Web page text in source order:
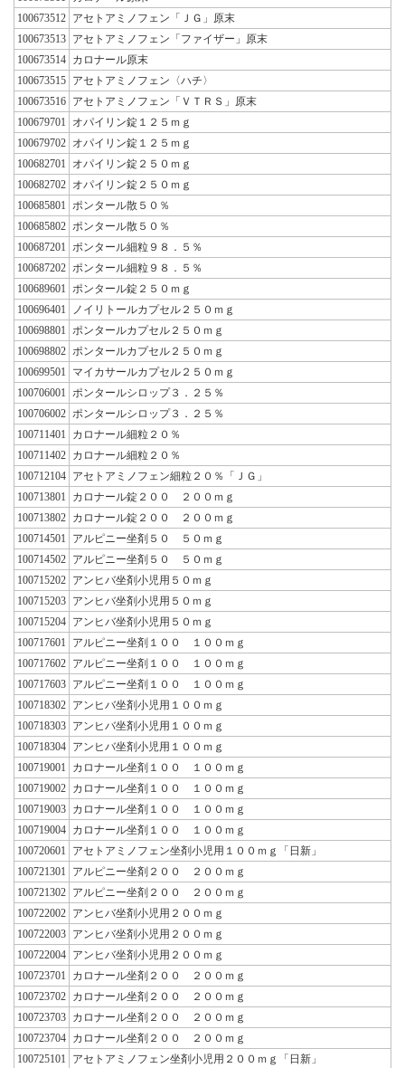
100673512 アセトアミノフェン「ＪＧ」原末
100673513 アセトアミノフェン「ファイザー」原末
100673514 カロナール原末
100673515 アセトアミノフェン〈ハチ〉
100673516 アセトアミノフェン「ＶＴＲＳ」原末
100679701
オパイリン錠１２５ｍｇ
100679702 オパイリン錠１２５ｍｇ
100682701
オパイリン錠２５０ｍｇ
100682702 オパイリン錠２５０ｍｇ
100685801
ポンタール散５０％
100685802 ポンタール散５０％
100687201
ポンタール細粒９８．５％
100687202 ポンタール細粒９８．５％
100689601
ポンタール錠２５０ｍｇ
100696401
ノイリトールカプセル２５０ｍｇ
100698801
ポンタールカプセル２５０ｍｇ
100698802 ポンタールカプセル２５０ｍｇ
100699501
マイカサールカプセル２５０ｍｇ
100706001
ポンタールシロップ３．２５％
100706002 ポンタールシロップ３．２５％
100711401
カロナール細粒２０％
100711402 カロナール細粒２０％
100712104 アセトアミノフェン細粒２０％「ＪＧ」
100713801
カロナール錠２００ ２００ｍｇ
100713802 カロナール錠２００ ２００ｍｇ
100714501
アルピニー坐剤５０ ５０ｍｇ
100714502 アルピニー坐剤５０ ５０ｍｇ
100715202 アンヒバ坐剤小児用５０ｍｇ
100715203 アンヒバ坐剤小児用５０ｍｇ
100715204 アンヒバ坐剤小児用５０ｍｇ
100717601
アルピニー坐剤１００ １００ｍｇ
100717602 アルピニー坐剤１００ １００ｍｇ
100717603 アルピニー坐剤１００ １００ｍｇ
100718302 アンヒバ坐剤小児用１００ｍｇ
100718303 アンヒバ坐剤小児用１００ｍｇ
100718304 アンヒバ坐剤小児用１００ｍｇ
100719001
カロナール坐剤１００ １００ｍｇ
100719002 カロナール坐剤１００ １００ｍｇ
100719003 カロナール坐剤１００ １００ｍｇ
100719004 カロナール坐剤１００ １００ｍｇ
100720601
アセトアミノフェン坐剤小児用１００ｍｇ「日新」
100721301
アルピニー坐剤２００ ２００ｍｇ
100721302 アルピニー坐剤２００ ２００ｍｇ
100722002 アンヒバ坐剤小児用２００ｍｇ
100722003 アンヒバ坐剤小児用２００ｍｇ
100722004 アンヒバ坐剤小児用２００ｍｇ
100723701
カロナール坐剤２００ ２００ｍｇ
100723702 カロナール坐剤２００ ２００ｍｇ
100723703 カロナール坐剤２００ ２００ｍｇ
100723704 カロナール坐剤２００ ２００ｍｇ
100725101
アセトアミノフェン坐剤小児用２００ｍｇ「日新」